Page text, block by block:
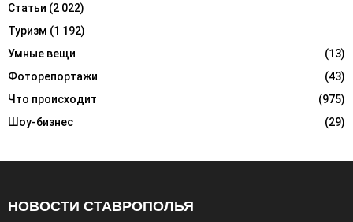
Статьи (2 022)
Туризм (1 192)
Умные вещи
(13)
Фоторепортажи
(43)
Что происходит
(975)
Шоу-бизнес
(29)
НОВОСТИ СТАВРОПОЛЬЯ